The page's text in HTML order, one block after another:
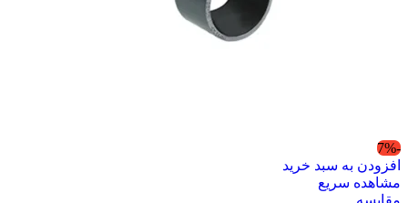
-7%
افزودن به سبد خرید
مشاهده سریع
مقایسه